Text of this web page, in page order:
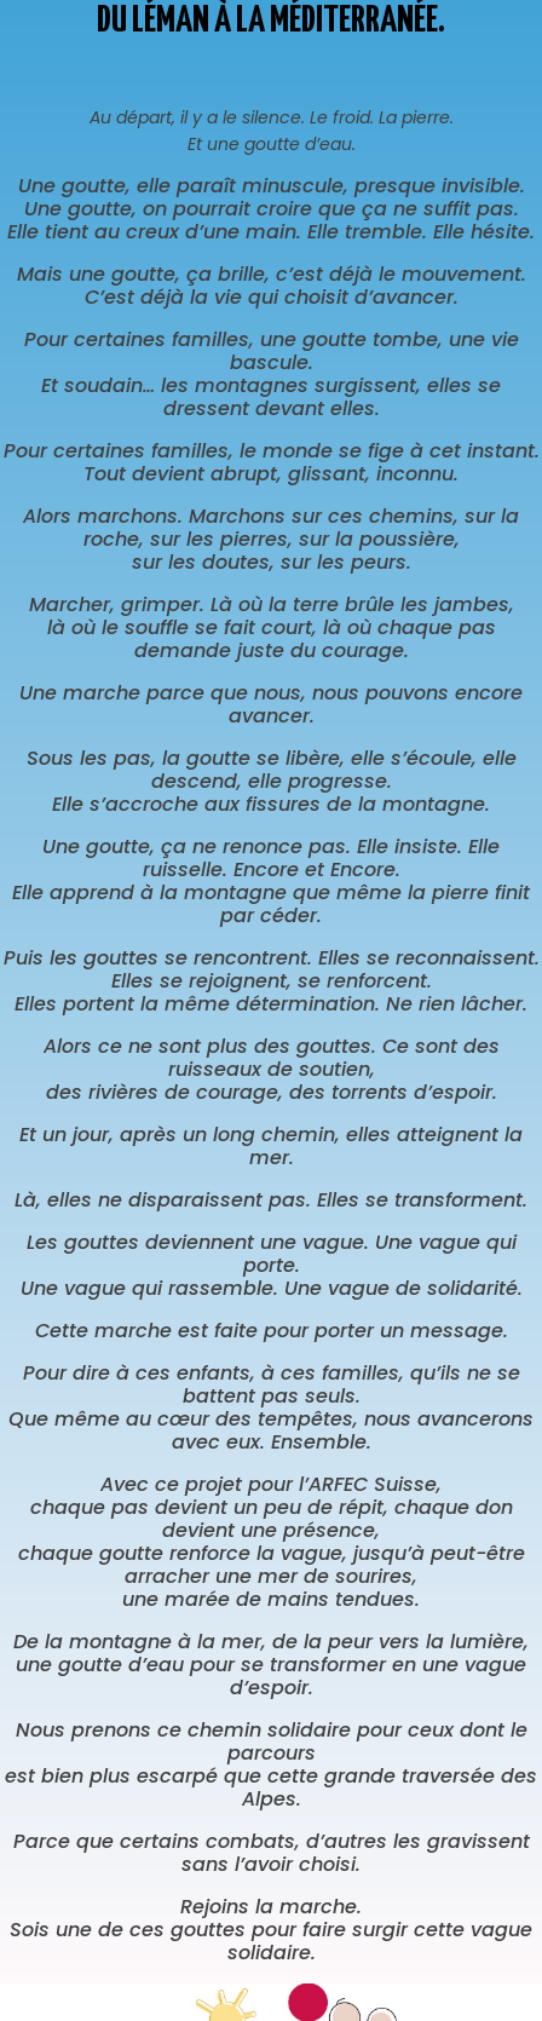
DU LÉMAN À LA MÉDITERRANÉE.
Au départ, il y a le silence. Le froid. La pierre.
Et une goutte d’eau.
Une goutte, elle paraît minuscule, presque invisible.
Une goutte, on pourrait croire que ça ne suffit pas.
Elle tient au creux d’une main. Elle tremble. Elle hésite.
Mais une goutte, ça brille, c’est déjà le mouvement.
C’est déjà la vie qui choisit d’avancer.
Pour certaines familles, une goutte tombe, une vie
bascule.
Et soudain… les montagnes surgissent, elles se
dressent devant elles.
Pour certaines familles, le monde se fige à cet instant.
Tout devient abrupt, glissant, inconnu.
Alors marchons. Marchons sur ces chemins, sur la
roche, sur les pierres, sur la poussière,
sur les doutes, sur les peurs.
Marcher, grimper. Là où la terre brûle les jambes,
là où le souffle se fait court, là où chaque pas
demande juste du courage.
Une marche parce que nous, nous pouvons encore
avancer.
Sous les pas, la goutte se libère, elle s’écoule, elle
descend, elle progresse.
Elle s’accroche aux fissures de la montagne.
Une goutte, ça ne renonce pas. Elle insiste. Elle
ruisselle. Encore et Encore.
Elle apprend à la montagne que même la pierre finit
par céder.
Puis les gouttes se rencontrent. Elles se reconnaissent.
Elles se rejoignent, se renforcent.
Elles portent la même détermination. Ne rien lâcher.
Alors ce ne sont plus des gouttes. Ce sont des
ruisseaux de soutien,
des rivières de courage, des torrents d’espoir.
Et un jour, après un long chemin, elles atteignent la
mer.
Là, elles ne disparaissent pas. Elles se transforment.
Les gouttes deviennent une vague. Une vague qui
porte.
Une vague qui rassemble. Une vague de solidarité.
Cette marche est faite pour porter un message.
Pour dire à ces enfants, à ces familles, qu’ils ne se
battent pas seuls.
Que même au cœur des tempêtes, nous avancerons
avec eux. Ensemble.
Avec ce projet pour l’ARFEC Suisse,
chaque pas devient un peu de répit, chaque don
devient une présence,
chaque goutte renforce la vague, jusqu’à peut-être
arracher une mer de sourires,
une marée de mains tendues.
De la montagne à la mer, de la peur vers la lumière,
une goutte d’eau pour se transformer en une vague
d’espoir.
Nous prenons ce chemin solidaire pour ceux dont le
parcours
est bien plus escarpé que cette grande traversée des
Alpes.
Parce que certains combats, d’autres les gravissent
sans l’avoir choisi.
Rejoins la marche.
Sois une de ces gouttes pour faire surgir cette vague
solidaire.